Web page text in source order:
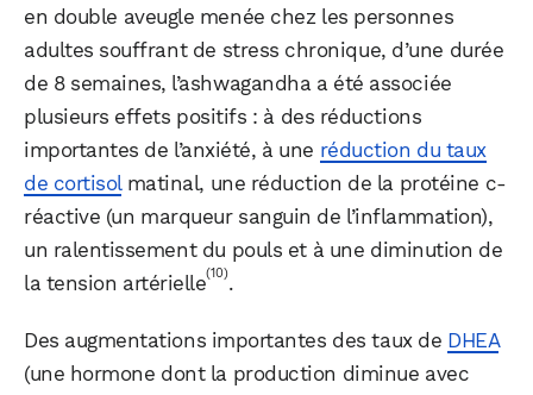
en double aveugle menée chez les personnes
adultes souffrant de stress chronique, d’une durée
de 8 semaines, l’ashwagandha a été associée
plusieurs effets positifs : à des réductions
importantes de l’anxiété, à une réduction du taux
de cortisolmatinal, une réduction de la protéine c-
réactive (un marqueur sanguin de l’inflammation),
un ralentissement du pouls et à une diminution de
la tension artérielle(10).
Des augmentations importantes des taux de DHEA
(une hormone dont la production diminue avec
Facebook X LinkedIn